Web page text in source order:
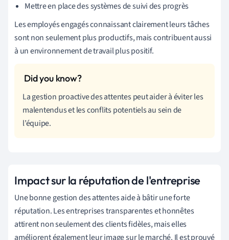
Mettre en place des systèmes de suivi des progrès
Les employés engagés connaissant clairement leurs tâches
sont non seulement plus productifs, mais contribuent aussi
à un environnement de travail plus positif.
La gestion proactive des attentes peut aider à éviter les
malentendus et les conflits potentiels au sein de
l’équipe.
Impact sur la réputation de l'entreprise
Une bonne gestion des attentes aide à bâtir une forte
réputation. Les entreprises transparentes et honnêtes
attirent non seulement des clients fidèles, mais elles
améliorent également leur image sur le marché. Il est prouvé